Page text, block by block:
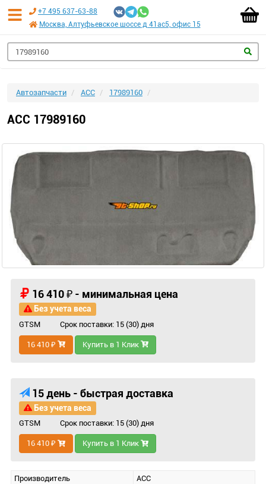
+7 495 637-63-88
Москва, Алтуфьевское шоссе д 41ас5, офис 15
Автозапчасти ACC 17989160
ACC 17989160
16 410 ₽ - минимальная цена
Без учета веса
GTSM Срок поставки: 15 (30) дня
16 410 ₽ Купить в 1 Клик
15 день - быстрая доставка
Без учета веса
GTSM Срок поставки: 15 (30) дня
16 410 ₽ Купить в 1 Клик
Производитель
ACC